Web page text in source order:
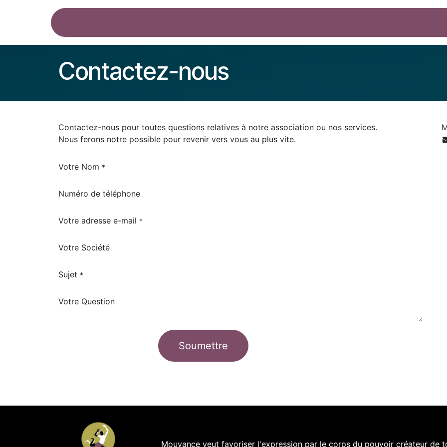
Se rendre au contenu
Contactez-nous
Contactez-nous pour toutes questions relatives à notre association ou nos services.
Nous ferons notre possible pour revenir vers vous au plus vite.
Votre Nom *
Numéro de téléphone
Votre adresse e-mail *
Votre Société
Sujet *
Votre Question
Soumettre
Mouvance veut favoriser l'expression par le corps du pouvoir créateur de